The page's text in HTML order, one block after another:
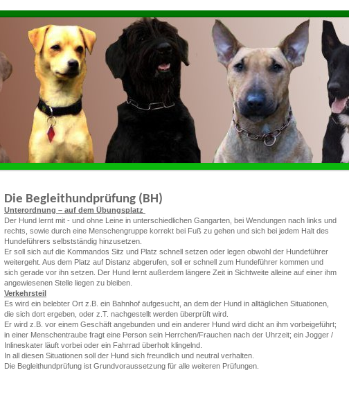
Die Begleithundprüfung (BH)
Unterordnung – auf dem Übungsplatz
Der Hund lernt mit - und ohne Leine in unterschiedlichen Gangarten, bei Wendungen nach links und
rechts, sowie durch eine Menschengruppe korrekt bei Fuß zu gehen und sich bei jedem Halt des
Hundeführers selbstständig hinzusetzen.
Er soll sich auf die Kommandos Sitz und Platz schnell setzen oder legen obwohl der Hundeführer
weitergeht. Aus dem Platz auf Distanz abgerufen, soll er schnell zum Hundeführer kommen und
sich gerade vor ihn setzen. Der Hund lernt außerdem längere Zeit in Sichtweite alleine auf einer ihm
angewiesenen Stelle liegen zu bleiben.
Verkehrsteil
Es wird ein belebter Ort z.B. ein Bahnhof aufgesucht, an dem der Hund in alltäglichen Situationen,
die sich dort ergeben, oder z.T. nachgestellt werden überprüft wird.
Er wird z.B. vor einem Geschäft angebunden und ein anderer Hund wird dicht an ihm vorbeigeführt;
in einer Menschentraube fragt eine Person sein Herrchen/Frauchen nach der Uhrzeit; ein Jogger /
Inlineskater läuft vorbei oder ein Fahrrad überholt klingelnd.
In all diesen Situationen soll der Hund sich freundlich und neutral verhalten.
Die Begleithundprüfung ist Grundvoraussetzung für alle weiteren Prüfungen.